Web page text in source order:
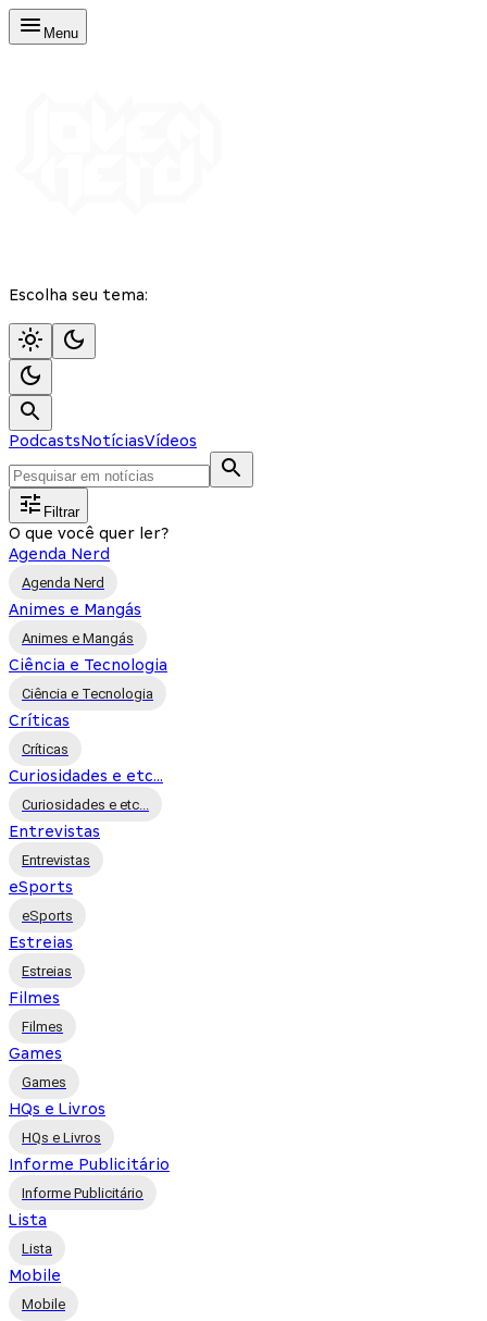
Menu
Escolha seu tema:
PodcastsNotíciasVídeos
Filtrar
O que você quer ler?
Agenda Nerd
Agenda Nerd
Animes e Mangás
Animes e Mangás
Ciência e Tecnologia
Ciência e Tecnologia
Críticas
Críticas
Curiosidades e etc...
Curiosidades e etc...
Entrevistas
Entrevistas
eSports
eSports
Estreias
Estreias
Filmes
Filmes
Games
Games
HQs e Livros
HQs e Livros
Informe Publicitário
Informe Publicitário
Lista
Lista
Mobile
Mobile